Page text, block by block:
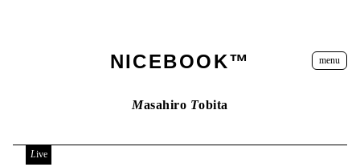
NICEBOOK™
Masahiro Tobita
menu
Live